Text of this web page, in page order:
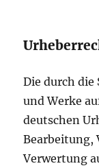
Die durch
und Werke
deutschen
Bearbeitung,
Verwertung